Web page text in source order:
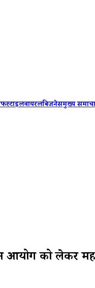
वायरलबिजनेसमुख्य
को लेकर